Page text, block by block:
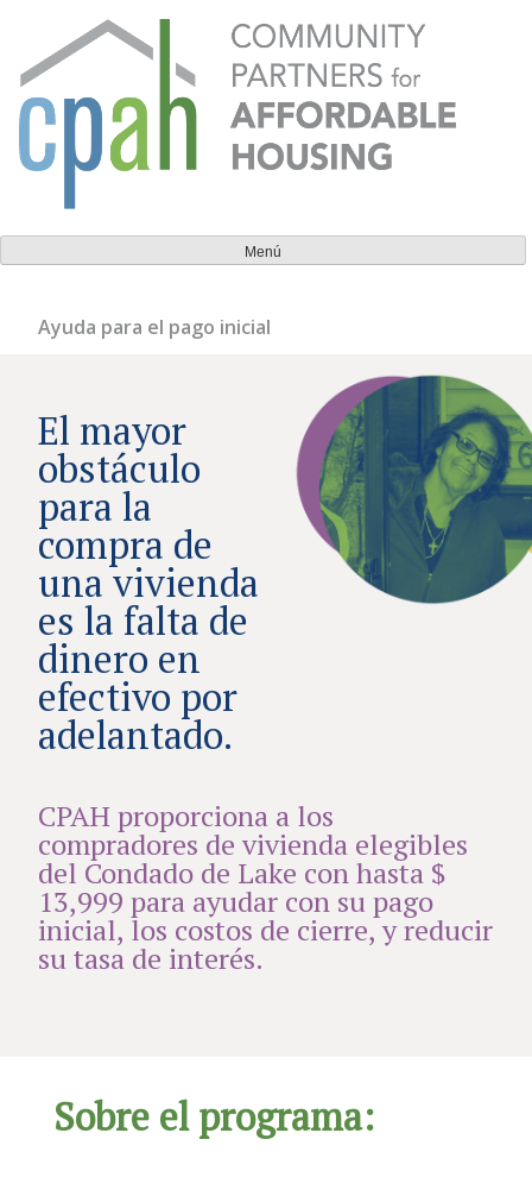
contenido
Socios comunitarios para la vivienda asequible
Todos deberían tener un lugar al que puedan llamar
Menú
Ayuda para el pago inicial
El mayor
obstáculo
para la
compra de
una vivienda
es la falta de
dinero en
efectivo por
adelantado.
CPAH proporciona a los
compradores de vivienda elegibles
del Condado de Lake con hasta $
13,999 para ayudar con su pago
inicial, los costos de cierre, y reducir
su tasa de interés.
Sobre el programa: